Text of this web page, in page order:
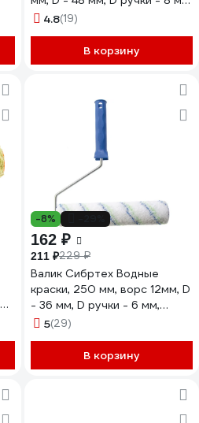
полиэстер 80137
4.8(19)
В корзину
-8%
162 ₽
211 ₽229 ₽
Валик Сибртех Водные
краски, 250 мм, ворс 12мм, D
- 36 мм, D ручки - 6 мм,
полиэстер 80193
5(29)
В корзину